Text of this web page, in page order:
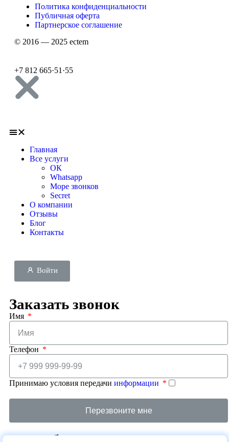
Политика конфиденциальности
Публичная оферта
Партнерское соглашение
© 2016 — 2025 ectem
+7 812 665·51 ·55
Главная
Все услуги
ОК
Whatsapp
Море звонков
Secret
О компании
Отзывы
Блог
Контакты
Войти
Заказать звонок
Имя
Телефон
Принимаю условия передачи информации
Перезвоните мне